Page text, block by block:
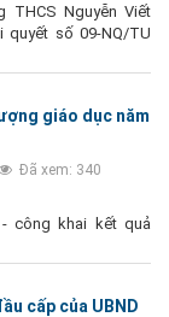
THCS Nguyễn Viết
quyết số 09-NQ/TU
giáo dục năm
Đã xem: 340
công khai kết quả
cấp của UBND